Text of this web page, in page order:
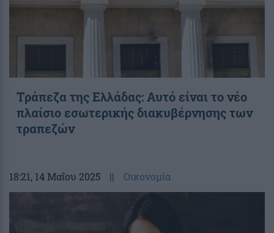
Τράπεζα της Ελλάδας: Αυτό είναι το νέο
πλαίσιο εσωτερικής διακυβέρνησης των
τραπεζών
18:21, 14 Μαΐου 2025 || Οικονομία